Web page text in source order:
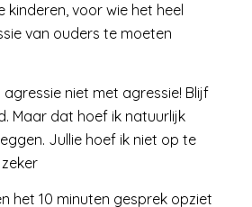
kinderen, voor wie het heel
van ouders te moeten
niet met agressie! Blijf
Maar dat hoef ik natuurlijk
Jullie hoef ik niet op te
het 10 minuten gesprek opziet